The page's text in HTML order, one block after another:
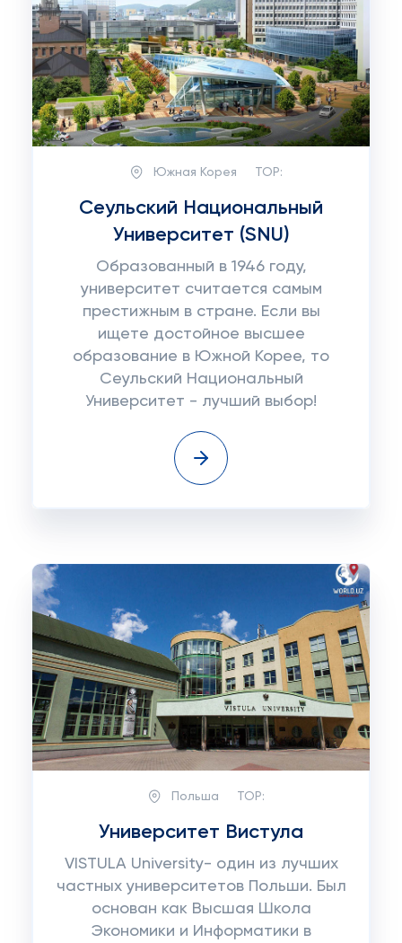
Южная Корея TOP:
Сеульский Национальный
Университет (SNU)
Образованный в 1946 году,
университет считается самым
престижным в стране. Если вы
ищете достойное высшее
образование в Южной Корее, то
Сеульский Национальный
Университет - лучший выбор!
Польша TOP:
Университет Вистула
VISTULA University- один из лучших
частных университетов Польши. Был
основан как Высшая Школа
Экономики и Информатики в